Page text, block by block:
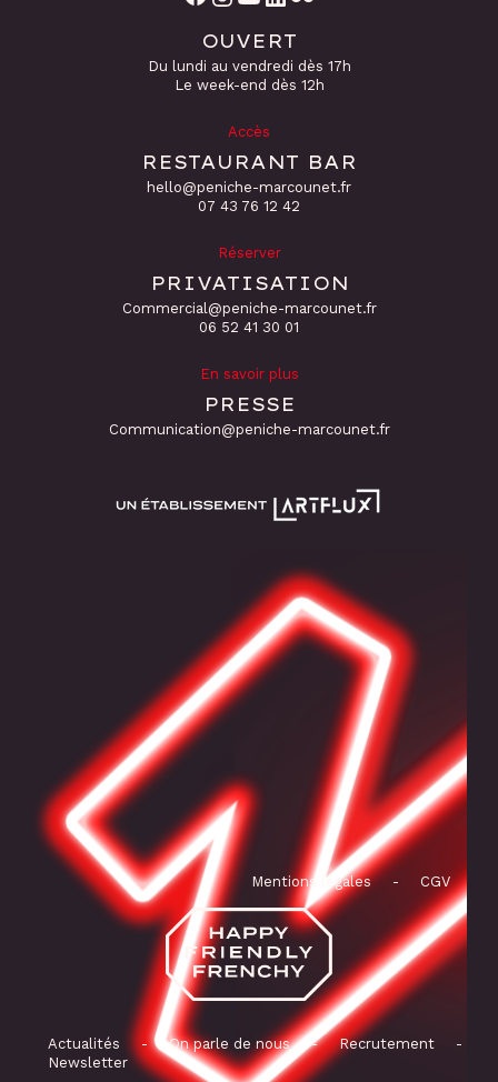
OUVERT
Du lundi au vendredi dès 17h
Le week-end dès 12h
Accès
RESTAURANT BAR
hello@peniche-marcounet.fr
‭07 43 76 12 42
Réserver
PRIVATISATION
Commercial@peniche-marcounet.fr
06 52 41 30 01
En savoir plus
PRESSE
Communication@peniche-marcounet.fr
Mentions légales - CGV
Actualités - On parle de nous - Recrutement
-
Newsletter